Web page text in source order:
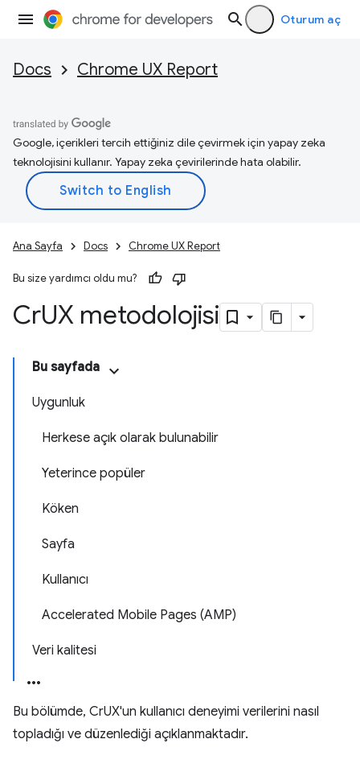
Oturum aç
Docs Chrome UX Report
Google, içerikleri tercih ettiğiniz dile çevirmek için yapay zeka
teknolojisini kullanır. Yapay zeka çevirilerinde hata olabilir.
Ana Sayfa Docs Chrome UX Report
Bu size yardımcı oldu mu?
CrUX metodolojisi
Bu sayfada
Uygunluk
Herkese açık olarak bulunabilir
Yeterince popüler
Köken
Sayfa
Kullanıcı
Accelerated Mobile Pages (AMP)
Veri kalitesi
Bu bölümde, CrUX'un kullanıcı deneyimi verilerini nasıl
topladığı ve düzenlediği açıklanmaktadır.